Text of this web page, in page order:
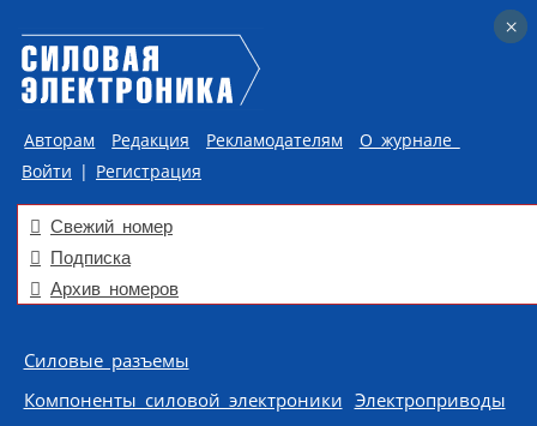
Авторам Редакция Рекламодателям
О журнале
Войти | Регистрация
Свежий номер
Подписка
Архив номеров
Skip to content
Силовые разъемы
Компоненты силовой электроники Электроприводы
×
×